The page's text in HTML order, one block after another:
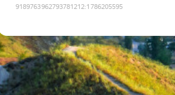
9189763962793781212:1786205595